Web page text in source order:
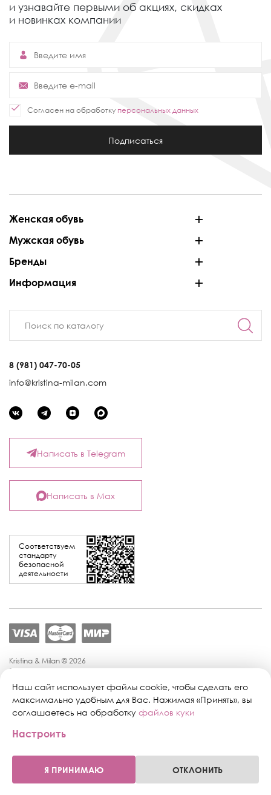
и узнавайте первыми об акциях, скидках
и новинках компании
Согласен на обработку персональных данных
Подписаться
Женская обувь
Мужская обувь
Бренды
Информация
8 (981) 047-70-05
info@kristina-milan.com
Соответствуем
стандарту
безопасной
деятельности
Написать в Telegram
Написать в Max
Kristina & Milan © 2026
Политика конфиденциальности
Политика обработки персональных данных
Публичная оферта
Персональные настройки файлов cookie
Поддержка сайта:
Наш сайт использует файлы cookie, чтобы сделать его
максимально удобным для Вас. Нажимая «Принять», вы
соглашаетесь на обработку файлов куки
Настроить
Я ПРИНИМАЮ ОТКЛОНИТЬ